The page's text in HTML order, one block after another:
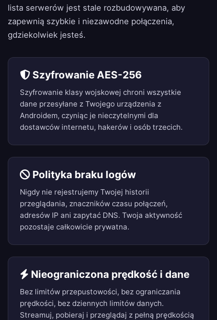
lista serwerów jest stale rozbudowywana, aby
zapewnią szybkie i niezawodne połączenia,
gdziekolwiek jesteś.
Szyfrowanie AES-256
Szyfrowanie klasy wojskowej chroni wszystkie
dane przesyłane z Twojego urządzenia z
Androidem, czyniąc je nieczytelnymi dla
dostawców internetu, hakerów i osób trzecich.
Polityka braku logów
Nigdy nie rejestrujemy Twojej historii
przeglądania, znaczników czasu połączeń,
adresów IP ani zapytać DNS. Twoja aktywność
pozostaje całkowicie prywatna.
Nieograniczona prędkość i dane
Bez limitów przepustowości, bez ograniczania
prędkości, bez dziennych limitów danych.
Streamuj, pobieraj i przeglądaj z pełną prędkością